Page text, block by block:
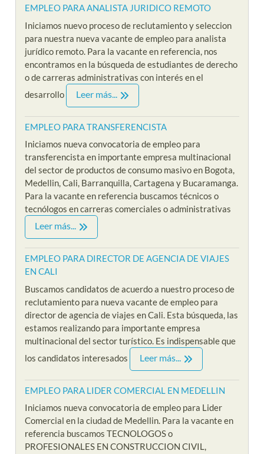
EMPLEO PARA ANALISTA JURIDICO REMOTO
Iniciamos nuevo proceso de reclutamiento y seleccion
para nuestra nueva vacante de empleo para analista
jurídico remoto. Para la vacante en referencia, nos
encontramos en la búsqueda de estudiantes de derecho
o de carreras administrativas con interés en el
desarrollo
Leer más...
EMPLEO PARA TRANSFERENCISTA
Iniciamos nueva convocatoria de empleo para
transferencista en importante empresa multinacional
del sector de productos de consumo masivo en Bogota,
Medellin, Cali, Barranquilla, Cartagena y Bucaramanga.
Para la vacante en referencia buscamos técnicos o
tecnólogos en carreras comerciales o administrativas
Leer más...
EMPLEO PARA DIRECTOR DE AGENCIA DE VIAJES
EN CALI
Buscamos candidatos de acuerdo a nuestro proceso de
reclutamiento para nueva vacante de empleo para
director de agencia de viajes en Cali. Esta búsqueda, las
estamos realizando para importante empresa
multinacional del sector turístico. Es indispensable que
los candidatos interesados
Leer más...
EMPLEO PARA LIDER COMERCIAL EN MEDELLIN
Iniciamos nueva convocatoria de empleo para Lider
Comercial en la ciudad de Medellin. Para la vacante en
referencia buscamos TECNOLOGOS o
PROFESIONALES EN CONSTRUCCION CIVIL,